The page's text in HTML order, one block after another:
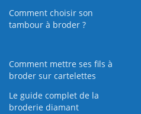
Comment choisir son
tambour à broder ?
Comment mettre ses fils à
broder sur cartelettes
Le guide complet de la
broderie diamant